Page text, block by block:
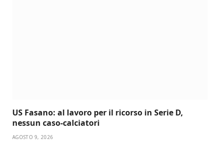
US Fasano: al lavoro per il ricorso in Serie D,
nessun caso-calciatori
AGOSTO 9, 2026